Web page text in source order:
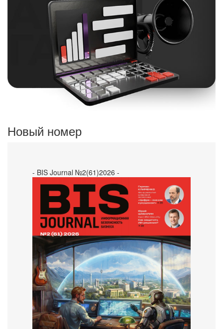
Новый номер
- BIS Journal №2(61)2026 -